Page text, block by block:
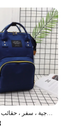
and
and
the Go**
حقيبة حفاضات للأمهات والأطفال بسعة كبيرة ، متعددة الوظائف ، مقاومة للماء ، خارجية ، سفر ، حقائب للعناية بالطفل